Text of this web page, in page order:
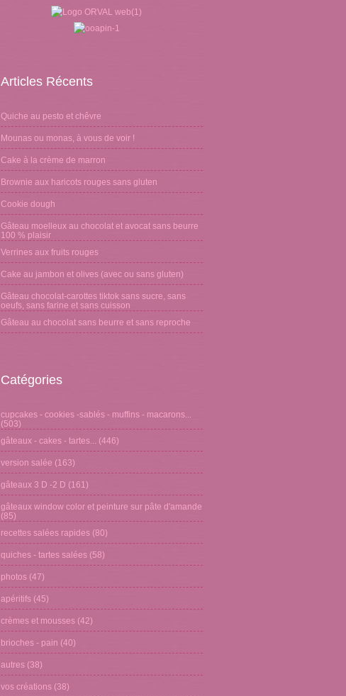
Articles Récents
Quiche au pesto et chêvre
Mounas ou monas, à vous de voir !
Cake à la crème de marron
Brownie aux haricots rouges sans gluten
Cookie dough
Gâteau moelleux au chocolat et avocat sans beurre
100 % plaisir
Verrines aux fruits rouges
Cake au jambon et olives (avec ou sans gluten)
Gâteau chocolat-carottes tiktok sans sucre, sans
oeufs, sans farine et sans cuisson
Gâteau au chocolat sans beurre et sans reproche
Catégories
cupcakes - cookies -sablés - muffins - macarons...
(503)
gâteaux - cakes - tartes... (446)
version salée (163)
gâteaux 3 D -2 D (161)
gâteaux window color et peinture sur pâte d'amande
(85)
recettes salées rapides (80)
quiches - tartes salées (58)
photos (47)
apéritifs (45)
crèmes et mousses (42)
brioches - pain (40)
autres (38)
vos créations (38)